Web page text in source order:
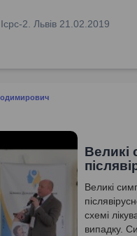
2. Львів 21.02.2019
Великі
Великі
схемі
випадку.